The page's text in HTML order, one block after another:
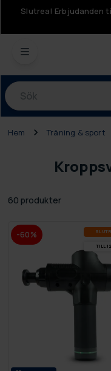
Slutrea! Erbjudanden
Produkter
Hem Träning & sport
60 produkter
-60%
TILL